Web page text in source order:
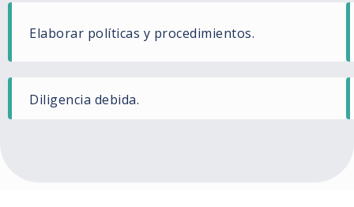
Elaborar políticas y procedimientos.
Diligencia debida.